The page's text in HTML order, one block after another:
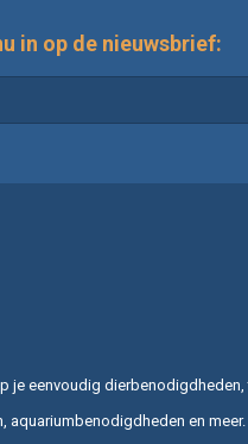
in op de nieuwsbrief:
je eenvoudig dierbenodigdheden,
aquariumbenodigdheden en